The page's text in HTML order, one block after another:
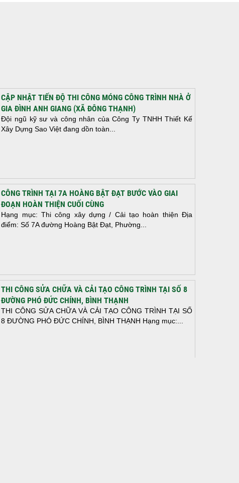
CẬP NHẬT TIẾN ĐỘ THI CÔNG MÓNG CÔNG TRÌNH NHÀ Ở
GIA ĐÌNH ANH GIANG (XÃ ĐÔNG THẠNH)
Đội ngũ kỹ sư và công nhân của Công Ty TNHH Thiết Kế
Xây Dựng Sao Việt đang dồn toàn...
CÔNG TRÌNH TẠI 7A HOÀNG BẬT ĐẠT BƯỚC VÀO GIAI
ĐOẠN HOÀN THIỆN CUỐI CÙNG
Hạng mục: Thi công xây dựng / Cải tạo hoàn thiện Địa
điểm: Số 7A đường Hoàng Bật Đạt, Phường...
THI CÔNG SỬA CHỮA VÀ CẢI TẠO CÔNG TRÌNH TẠI SỐ 8
ĐƯỜNG PHÓ ĐỨC CHÍNH, BÌNH THẠNH
THI CÔNG SỬA CHỮA VÀ CẢI TẠO CÔNG TRÌNH TẠI SỐ
8 ĐƯỜNG PHÓ ĐỨC CHÍNH, BÌNH THẠNH Hạng mục:...